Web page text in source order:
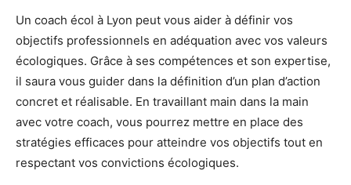
Un coach écol à Lyon peut vous aider à définir vos
objectifs professionnels en adéquation avec vos valeurs
écologiques. Grâce à ses compétences et son expertise,
il saura vous guider dans la définition d’un plan d’action
concret et réalisable. En travaillant main dans la main
avec votre coach, vous pourrez mettre en place des
stratégies efficaces pour atteindre vos objectifs tout en
respectant vos convictions écologiques.